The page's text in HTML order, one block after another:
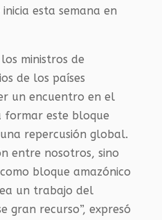
esta semana en
ministros de
de los países
un encuentro en el
formar este bloque
repercusión global.
entre nosotros, sino
bloque amazónico
un trabajo del
gran recurso”, expresó